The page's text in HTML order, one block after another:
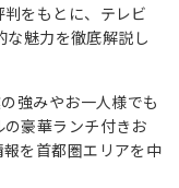
をもとに、テレビ
魅力を徹底解説し
強みやお一人様でも
豪華ランチ付きお
を首都圏エリアを中